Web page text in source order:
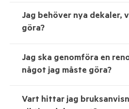
Jag behöver nya dekaler,
göra?
Jag ska genomföra en
något jag måste göra?
Vart hittar jag